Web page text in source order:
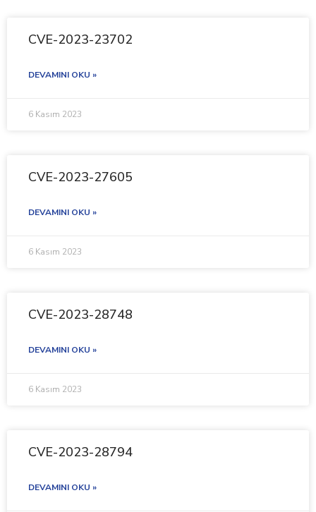
CVE-2023-23702
DEVAMINI OKU »
6 Kasım 2023
CVE-2023-27605
DEVAMINI OKU »
6 Kasım 2023
CVE-2023-28748
DEVAMINI OKU »
6 Kasım 2023
CVE-2023-28794
DEVAMINI OKU »